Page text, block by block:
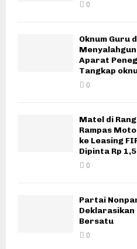
0
Oknum Guru
Aparat
Tangkap
0
Matel di
Rampas
ke Leasing
Dipinta Rp
0
Partai
Deklarasikan
Bersatu
0